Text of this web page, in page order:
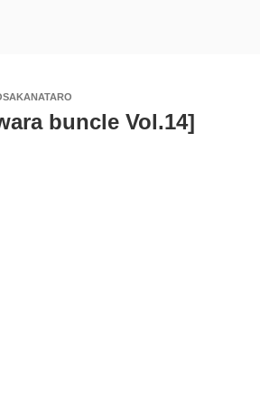
buncle Vol.14]